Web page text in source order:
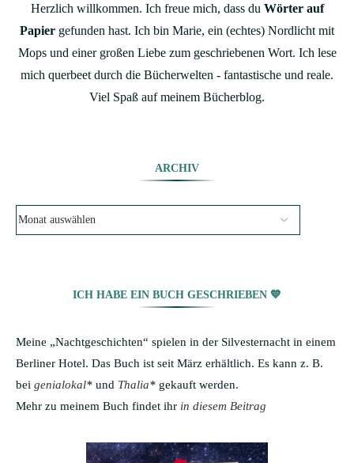
Herzlich willkommen. Ich freue mich, dass du Wörter auf
Papier gefunden hast. Ich bin Marie, ein (echtes) Nordlicht mit
Mops und einer großen Liebe zum geschriebenen Wort. Ich lese
mich querbeet durch die Bücherwelten - fantastische und reale.
Viel Spaß auf meinem Bücherblog.
ARCHIV
ICH HABE EIN BUCH GESCHRIEBEN 💙
Meine „Nachtgeschichten“ spielen in der Silvesternacht in einem
Berliner Hotel. Das Buch ist seit März erhältlich. Es kann z. B.
bei genialokal* und Thalia* gekauft werden.
Mehr zu meinem Buch findet ihr in diesem Beitrag